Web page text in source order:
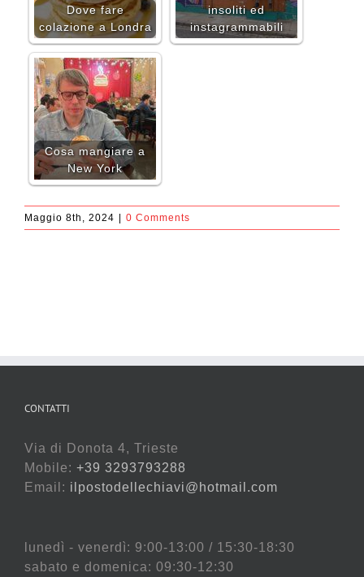
Dove fare
colazione a Londra
insoliti ed
instagrammabili
Cosa mangiare a
New York
Maggio 8th, 2024 0 Comments
CONTATTI
Via di Donota 4, Trieste
Mobile: +39 3293793288
Email: ilpostodellechiavi@hotmail.com
lunedì - venerdì: 9:00-13:00 / 15:30-18:30
sabato e domenica: 09:30-12:30